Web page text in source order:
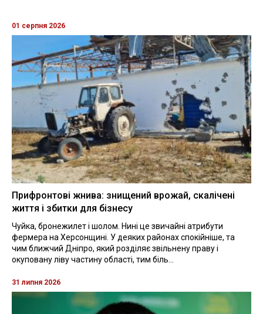
01 серпня 2026
Прифронтові жнива: знищений врожай, скалічені
життя і збитки для бізнесу
Чуйка, бронежилет і шолом. Нині це звичайні атрибути
фермера на Херсонщині. У деяких районах спокійніше, та
чим ближчий Дніпро, який розділяє звільнену праву і
окуповану ліву частину області, тим біль...
31 липня 2026